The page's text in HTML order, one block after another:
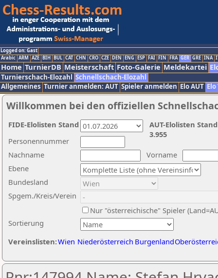
Logged on: Gast
Arabic ARM AZE BIH BUL CAT CHN CRO CZE DEN ENG ESP FAI FIN FRA GER GRE INA
Home TurnierDB Meisterschaft Foto-Galerie Meldekartei
Turnierschach-Elozahl Schnellschach-Elozahl
Allgemeines Turnier anmelden: AUT Spieler anmelden Elo AUT
Willkommen bei den offiziellen
Nachname
Vorname
Ebene
Sortierung
Personennummer
Bundesland
Spgem./Kreis/Verein
Nur "österreichische" Spieler
Vereinslisten:Wien Niederösterreich Burgenland
AUT-Elolisten
3.955
FIDE-Elolisten Stand